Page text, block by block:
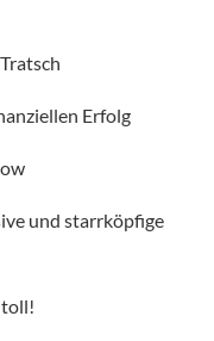
Erfolg
und starrköpfige
toll!